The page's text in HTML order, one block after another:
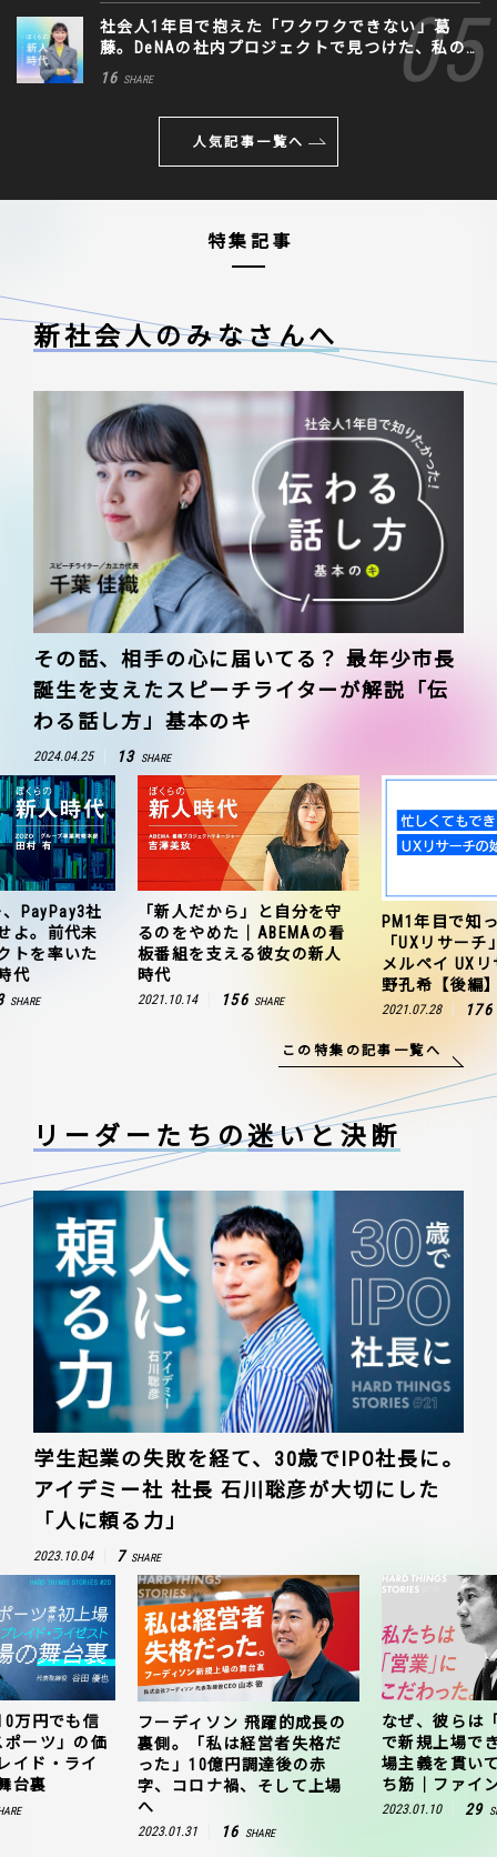
社会人1年目で抱えた「ワクワクできない」葛
藤。DeNAの社内プロジェクトで見つけた、私の
生きる道
16 SHARE
人気記事一覧へ
特集記事
新社会人のみなさんへ
その話、相手の心に届いてる？ 最年少市長
誕生を支えたスピーチライターが解説「伝
わる話し方」基本のキ
2024.04.25 13 SHARE
PayPay3社
よ。前代未
トを率いた
代
SHARE
「新人だから」と自分を守
るのをやめた｜ABEMAの看
板番組を支える彼女の新人
時代
2021.10.14 156 SHARE
PM1年目で知
「UXリサー
メルペイ UX
野孔希【後編
2021.07.28 176
この特集の記事一覧へ
リーダーたちの迷いと決断
学生起業の失敗を経て、30歳でIPO社長に。
アイデミー社 社長 石川聡彦が大切にした
「人に頼る力」
2023.10.04 7 SHARE
万円でも信
ーツ」の価
イド・ライ
台裏
フーディソン 飛躍的成長の
裏側。「私は経営者失格だ
った」10億円調達後の赤
字、コロナ禍、そして上場
へ
2023.01.31 16 SHARE
なぜ、彼らは
で新規上場で
場主義を貫い
ち筋｜ファイ
2023.01.10 29